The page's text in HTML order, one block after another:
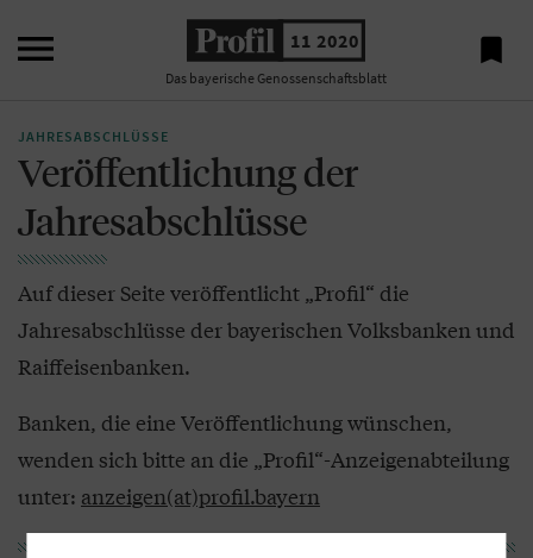
 11 2020
Das bayerische Genossenschaftsblatt

JAHRESABSCHLÜSSE
Veröffentlichung der
Jahresabschlüsse
Auf dieser Seite veröffentlicht „Profil“ die
Jahresabschlüsse der bayerischen Volksbanken und
Raiffeisenbanken.
Banken, die eine Veröffentlichung wünschen,
wenden sich bitte an die „Profil“-Anzeigenabteilung
unter: anzeigen(at)profil.bayern